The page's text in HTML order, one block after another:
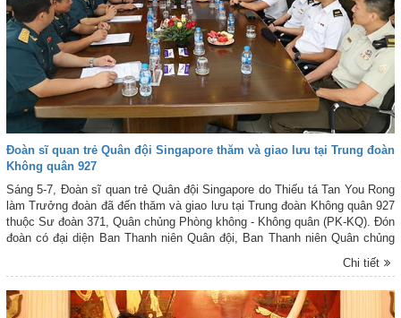
Đoàn sĩ quan trẻ Quân đội Singapore thăm và giao lưu tại Trung đoàn
Không quân 927
Sáng 5-7, Đoàn sĩ quan trẻ Quân đội Singapore do Thiếu tá Tan You Rong
làm Trưởng đoàn đã đến thăm và giao lưu tại Trung đoàn Không quân 927
thuộc Sư đoàn 371, Quân chủng Phòng không - Không quân (PK-KQ). Đón
đoàn có đại diện Ban Thanh niên Quân đội, Ban Thanh niên Quân chủng
Chi tiết